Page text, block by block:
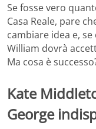
Se fosse vero
Casa Reale, pare
cambiare idea e,
William dovrà
Ma cosa è
Kate
George